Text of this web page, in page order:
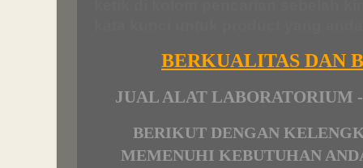
BERKUALITAS DAN
JUAL ALAT LABORATORIUM
BERIKUT DENGAN
MEMENUHI KEBUTUHAN